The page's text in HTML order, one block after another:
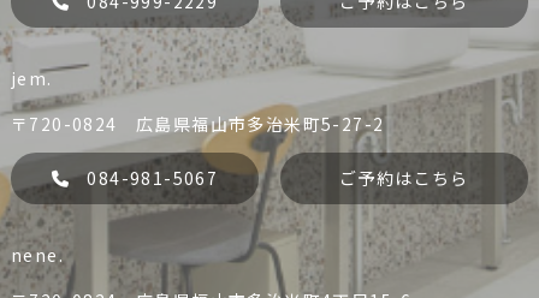
liko
084-981-0456
予約する
Dress
084-981-5067
her.
jem.
jem.
〒720-0824 広島県福山市多治米町5-27-2
084-981-5067 ご予約はこちら
nene.